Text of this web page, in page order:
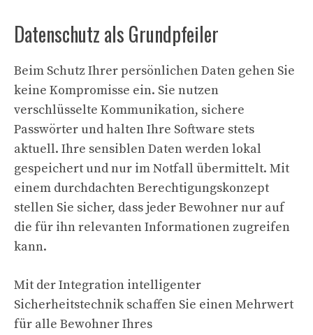
Datenschutz als Grundpfeiler
Beim Schutz Ihrer persönlichen Daten gehen Sie
keine Kompromisse ein. Sie nutzen
verschlüsselte Kommunikation, sichere
Passwörter und halten Ihre Software stets
aktuell. Ihre sensiblen Daten werden lokal
gespeichert und nur im Notfall übermittelt. Mit
einem durchdachten Berechtigungskonzept
stellen Sie sicher, dass jeder Bewohner nur auf
die für ihn relevanten Informationen zugreifen
kann.
Mit der Integration intelligenter
Sicherheitstechnik schaffen Sie einen Mehrwert
für alle Bewohner Ihres